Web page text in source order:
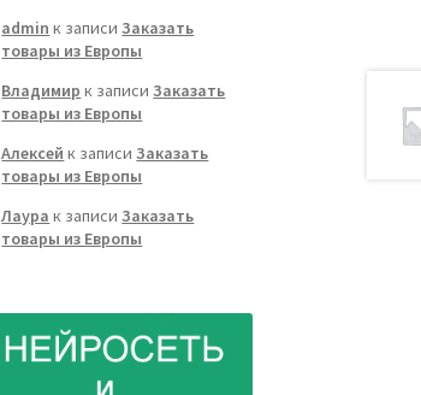
admin к записиЗаказать
товары из Европы
Владимир к записиЗаказать
товары из Европы
Алексей к записиЗаказать
товары из Европы
Лаура к записиЗаказать
товары из Европы